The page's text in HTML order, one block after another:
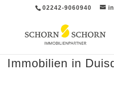
02242-9060940
Immobilien in